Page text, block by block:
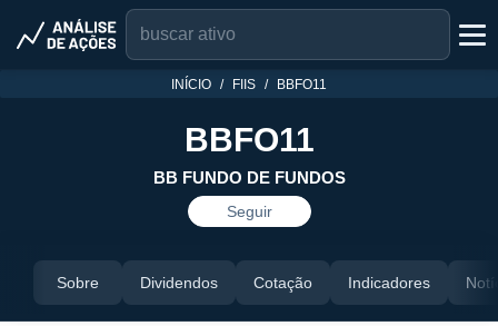
INÍCIO FIIS BBFO11
BBFO11
BB FUNDO DE FUNDOS
Seguir
Sobre Dividendos Cotação Indicadores